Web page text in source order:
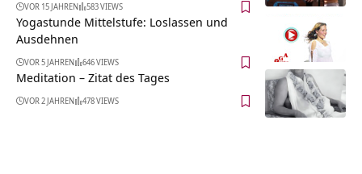
VOR 15 JAHREN 583 VIEWS
Yogastunde Mittelstufe: Loslassen und
Ausdehnen
VOR 5 JAHREN 646 VIEWS
Meditation – Zitat des Tages
VOR 2 JAHREN 478 VIEWS